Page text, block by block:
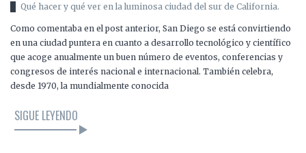
Qué hacer y qué ver en la luminosa ciudad del sur de California.
Como comentaba en el post anterior, San Diego se está convirtiendo
en una ciudad puntera en cuanto a desarrollo tecnológico y científico
que acoge anualmente un buen número de eventos, conferencias y
congresos de interés nacional e internacional. También celebra,
desde 1970, la mundialmente conocida
SIGUE LEYENDO